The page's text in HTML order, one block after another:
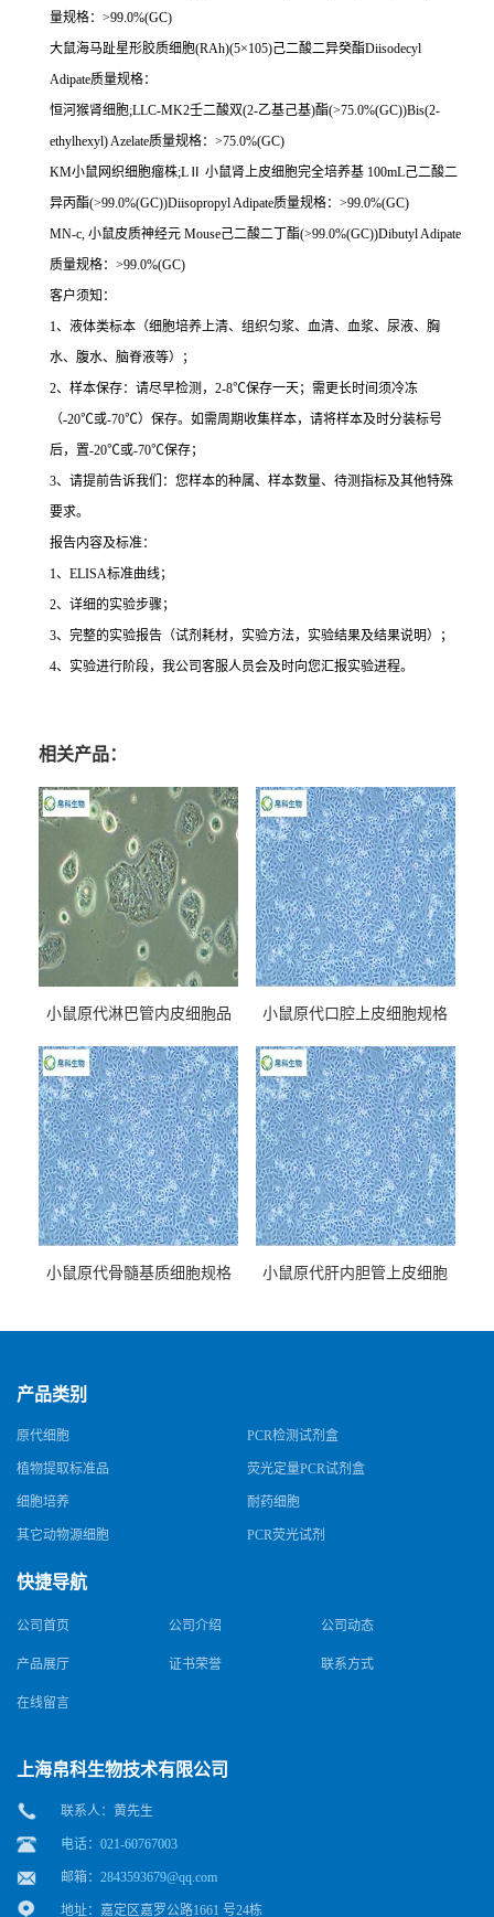
量规格： >99.0%(GC)
大鼠海马趾星形胶质细胞(RAh)(5×105)己二酸二异癸酯Diisodecyl
Adipate质量规格：
恒河猴肾细胞;LLC-MK2壬二酸双(2-乙基己基)酯(>75.0%(GC))Bis(2-
ethylhexyl) Azelate质量规格： >75.0%(GC)
KM小鼠网织细胞瘤株;L 小鼠肾上皮细胞完全培养基 100mL己二酸二
异丙酯(>99.0%(GC))Diisopropyl Adipate质量规格： >99.0%(GC)
MN-c, 小鼠皮质神经元 Mouse己二酸二丁酯(>99.0%(GC))Dibutyl Adipate
质量规格： >99.0%(GC)
客户须知：
1、液体类标本（细胞培养上清、组织匀浆、血清、血浆、尿液、胸
水、腹水、脑脊液等）；
2、样本保存：请尽早检测， 2-8℃保存一天；需更长时间须冷冻
（-20℃或-70℃）保存。如需周期收集样本，请将样本及时分装标号
后，置-20℃或-70℃保存；
3、请提前告诉我们：您样本的种属、样本数量、待测指标及其他特殊
要求。
报告内容及标准：
1、 ELISA标准曲线；
2、详细的实验步骤；
3、完整的实验报告（试剂耗材，实验方法，实验结果及结果说明）；
4、实验进行阶段，我公司客服人员会及时向您汇报实验进程。
相关产品：
小鼠原代淋巴管内皮细胞品
小鼠原代口腔上皮细胞规格
小鼠原代骨髓基质细胞规格
小鼠原代肝内胆管上皮细胞
产品类别
原代细胞 PCR检测试剂盒
植物提取标准品 荧光定量PCR试剂盒
细胞培养 耐药细胞
其它动物源细胞 PCR荧光试剂
快捷导航
公司首页 公司介绍 公司动态
产品展厅 证书荣誉 联系方式
在线留言
上海帛科生物技术有限公司
联系人：黄先生
电话：021-60767003
邮箱： 2843593679@qq.com
地址：嘉定区嘉罗公路1661 号24栋